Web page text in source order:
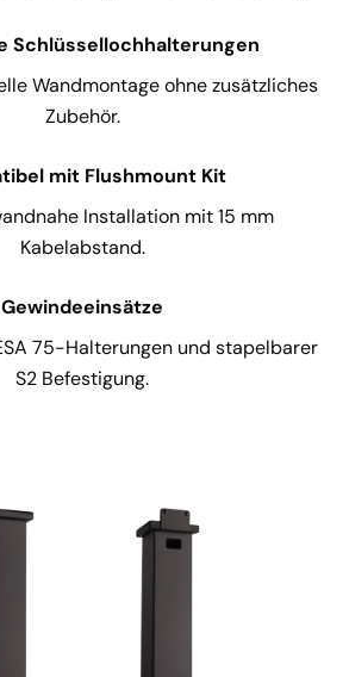
Schlüssellochhalterungen
Wandmontage ohne zusätzliches
Zubehör.
mit Flushmount Kit
Installation mit 15 mm
Kabelabstand.
Gewindeeinsätze
75-Halterungen und stapelbarer
S2 Befestigung.